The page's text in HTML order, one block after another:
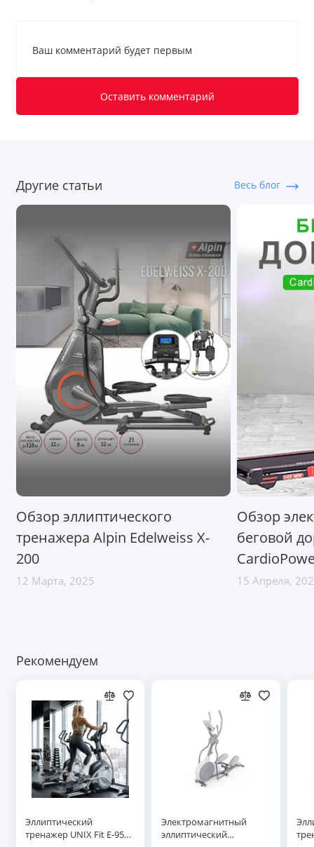
Ваш комментарий будет первым
Оставить комментарий
Другие статьи Весь блог
Обзор эллиптического
тренажера Alpin Edelweiss X-
200
12 Марта, 2025
Обзор
беговой
15 Апреля,
Рекомендуем
Эллиптический
тренажер UNIX Fit E-950
Электромагнитный
эллиптический